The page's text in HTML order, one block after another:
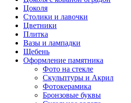
Цоколя
Столики и лавочки
Цветники
Плитка
Вазы и лампадки
Щебень
Оформление памятника
Фото на стекле
Скульптуры и Акрил
Фотокерамика
Бронзовые буквы